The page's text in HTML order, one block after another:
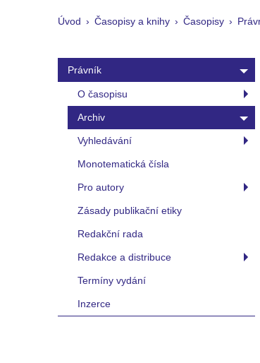
Úvod Časopisy a knihy Časopisy
Právník
O časopisu
Archiv
Vyhledávání
Monotematická čísla
Pro autory
Zásady publikační etiky
Redakční rada
Redakce a distribuce
Termíny vydání
Inzerce